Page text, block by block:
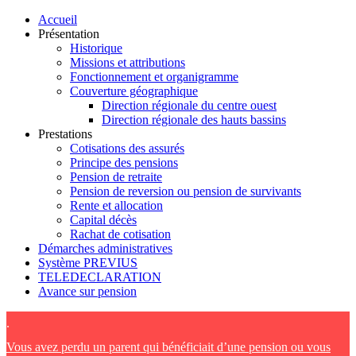
Accueil
Présentation
Historique
Missions et attributions
Fonctionnement et organigramme
Couverture géographique
Direction régionale du centre ouest
Direction régionale des hauts bassins
Prestations
Cotisations des assurés
Principe des pensions
Pension de retraite
Pension de reversion ou pension de survivants
Rente et allocation
Capital décès
Rachat de cotisation
Démarches administratives
Système PREVIUS
TELEDECLARATION
Avance sur pension
.
Vous avez perdu un parent qui bénéficiait d’une pension ou vous